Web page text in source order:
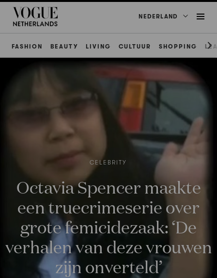
NEDERLAND
FASHION BEAUTY LIVING CULTUUR SHOPPING
CELEBRITY
Octavia Spencer maakte
een truecrimeserie over
grote femicidezaak: ‘De
verhalen van deze vrouwen
zijn onverteld’